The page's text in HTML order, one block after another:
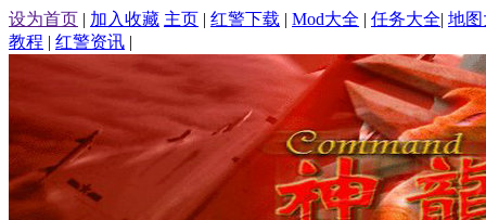
设为首页 | 加入收藏 主页 | 红警下载 | Mod大全 | 任务大全| 地
教程 | 红警资讯 |